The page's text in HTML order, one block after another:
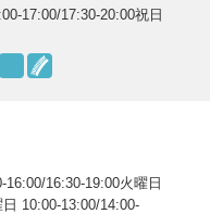
17:00/17:30-20:00祝日
16:30-19:00火曜日
10:00-13:00/14:00-
靴磨き
合鍵の作製